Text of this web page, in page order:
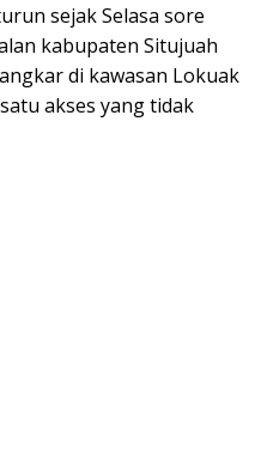
sejak Selasa sore
kabupaten Situjuah
di kawasan Lokuak
akses yang tidak